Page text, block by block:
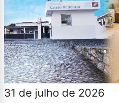
31 de julho de 2026